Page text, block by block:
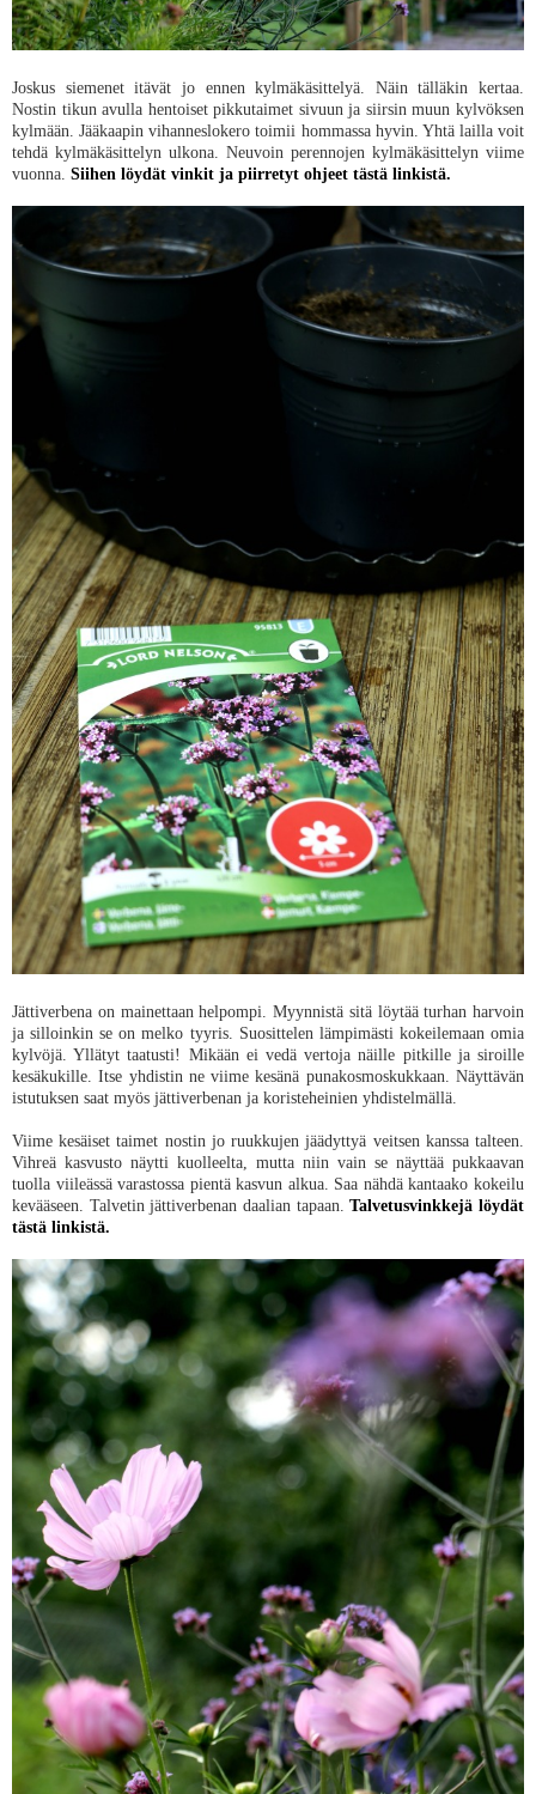
Joskus siemenet itävät jo ennen kylmäkäsittelyä. Näin tälläkin kertaa.
Nostin tikun avulla hentoiset pikkutaimet sivuun ja siirsin muun kylvöksen
kylmään. Jääkaapin vihanneslokero toimii hommassa hyvin. Yhtä lailla voit
tehdä kylmäkäsittelyn ulkona. Neuvoin perennojen kylmäkäsittelyn viime
vuonna. Siihen löydät vinkit ja piirretyt ohjeet tästä linkistä.
Jättiverbena on mainettaan helpompi. Myynnistä sitä löytää turhan harvoin
ja silloinkin se on melko tyyris. Suosittelen lämpimästi kokeilemaan omia
kylvöjä. Yllätyt taatusti! Mikään ei vedä vertoja näille pitkille ja siroille
kesäkukille. Itse yhdistin ne viime kesänä punakosmoskukkaan. Näyttävän
istutuksen saat myös jättiverbenan ja koristeheinien yhdistelmällä.
Viime kesäiset taimet nostin jo ruukkujen jäädyttyä veitsen kanssa talteen.
Vihreä kasvusto näytti kuolleelta, mutta niin vain se näyttää pukkaavan
tuolla viileässä varastossa pientä kasvun alkua. Saa nähdä kantaako kokeilu
kevääseen. Talvetin jättiverbenan daalian tapaan.Talvetusvinkkejä löydät
tästä linkistä.